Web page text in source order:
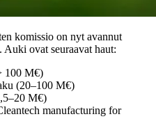
komissio on nyt avannut
ovat seuraavat haut:
100 M€)
(20–100 M€)
M€)
manufacturing for